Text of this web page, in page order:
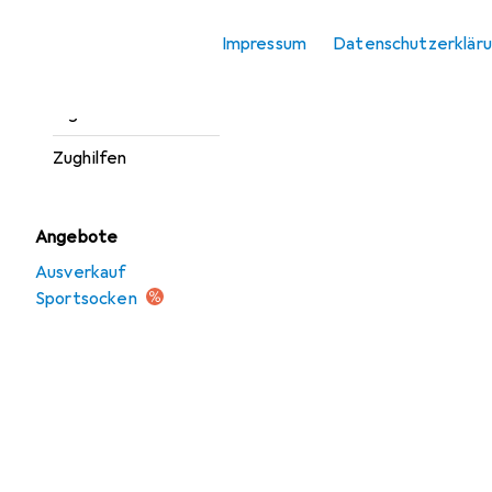
Impressum
Tights
Zughilfen
Angebote
Ausverkauf
Sportsocken